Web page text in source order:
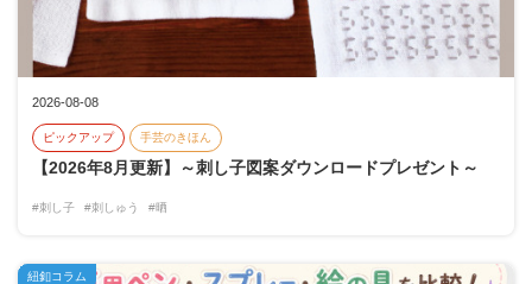
2026-08-08
ピックアップ 手芸のきほん
【2026年8月更新】～刺し子図案ダウンロードプレゼント～
#刺し子 #刺しゅう #晒
紐釦コラム